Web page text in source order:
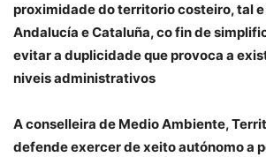
proximidade do territorio costeiro, tal e
Andalucía e Cataluña, co fin de
evitar a duplicidade que provoca a
niveis administrativos
A conselleira de Medio Ambiente,
defende exercer de xeito autónomo a